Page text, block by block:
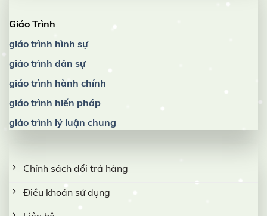
Giáo Trình
giáo trình hình sự
giáo trình dân sự
giáo trình hành chính
giáo trình hiến pháp
giáo trình lý luận chung
Chính sách đổi trả hàng
Điều khoản sử dụng